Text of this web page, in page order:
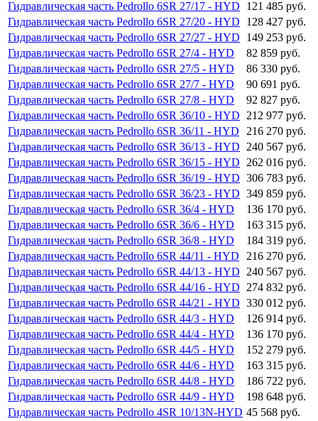
Гидравлическая часть Pedrollo 6SR 27/17 - HYD
121 485 руб.
Гидравлическая часть Pedrollo 6SR 27/20 - HYD
128 427 руб.
Гидравлическая часть Pedrollo 6SR 27/27 - HYD
149 253 руб.
Гидравлическая часть Pedrollo 6SR 27/4 - HYD
82 859 руб.
Гидравлическая часть Pedrollo 6SR 27/5 - HYD
86 330 руб.
Гидравлическая часть Pedrollo 6SR 27/7 - HYD
90 691 руб.
Гидравлическая часть Pedrollo 6SR 27/8 - HYD
92 827 руб.
Гидравлическая часть Pedrollo 6SR 36/10 - HYD 212 977 руб.
Гидравлическая часть Pedrollo 6SR 36/11 - HYD
216 270 руб.
Гидравлическая часть Pedrollo 6SR 36/13 - HYD 240 567 руб.
Гидравлическая часть Pedrollo 6SR 36/15 - HYD 262 016 руб.
Гидравлическая часть Pedrollo 6SR 36/19 - HYD 306 783 руб.
Гидравлическая часть Pedrollo 6SR 36/23 - HYD 349 859 руб.
Гидравлическая часть Pedrollo 6SR 36/4 - HYD
136 170 руб.
Гидравлическая часть Pedrollo 6SR 36/6 - HYD
163 315 руб.
Гидравлическая часть Pedrollo 6SR 36/8 - HYD
184 319 руб.
Гидравлическая часть Pedrollo 6SR 44/11 - HYD
216 270 руб.
Гидравлическая часть Pedrollo 6SR 44/13 - HYD 240 567 руб.
Гидравлическая часть Pedrollo 6SR 44/16 - HYD 274 832 руб.
Гидравлическая часть Pedrollo 6SR 44/21 - HYD 330 012 руб.
Гидравлическая часть Pedrollo 6SR 44/3 - HYD
126 914 руб.
Гидравлическая часть Pedrollo 6SR 44/4 - HYD
136 170 руб.
Гидравлическая часть Pedrollo 6SR 44/5 - HYD
152 279 руб.
Гидравлическая часть Pedrollo 6SR 44/6 - HYD
163 315 руб.
Гидравлическая часть Pedrollo 6SR 44/8 - HYD
186 722 руб.
Гидравлическая часть Pedrollo 6SR 44/9 - HYD
198 648 руб.
Гидравлическая часть Pedrollo 4SR 10/13N-HYD 45 568 руб.